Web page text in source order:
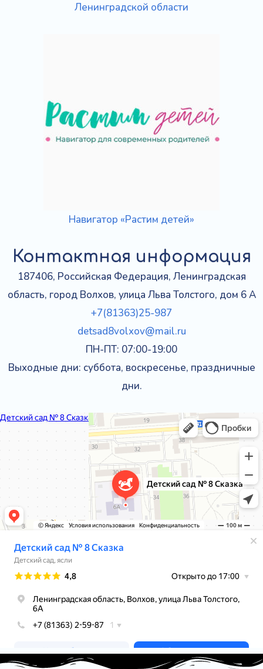
Ленинградской области
Навигатор «Растим детей»
Контактная информация
187406, Российская Федерация, Ленинградская
область, город Волхов, улица Льва Толстого, дом 6 А
+7(81363)25-987
detsad8volxov@mail.ru
ПН-ПТ: 07:00-19:00
Выходные дни: суббота, воскресенье, праздничные
дни.
МДОБУ детский сад № 8 Сказка